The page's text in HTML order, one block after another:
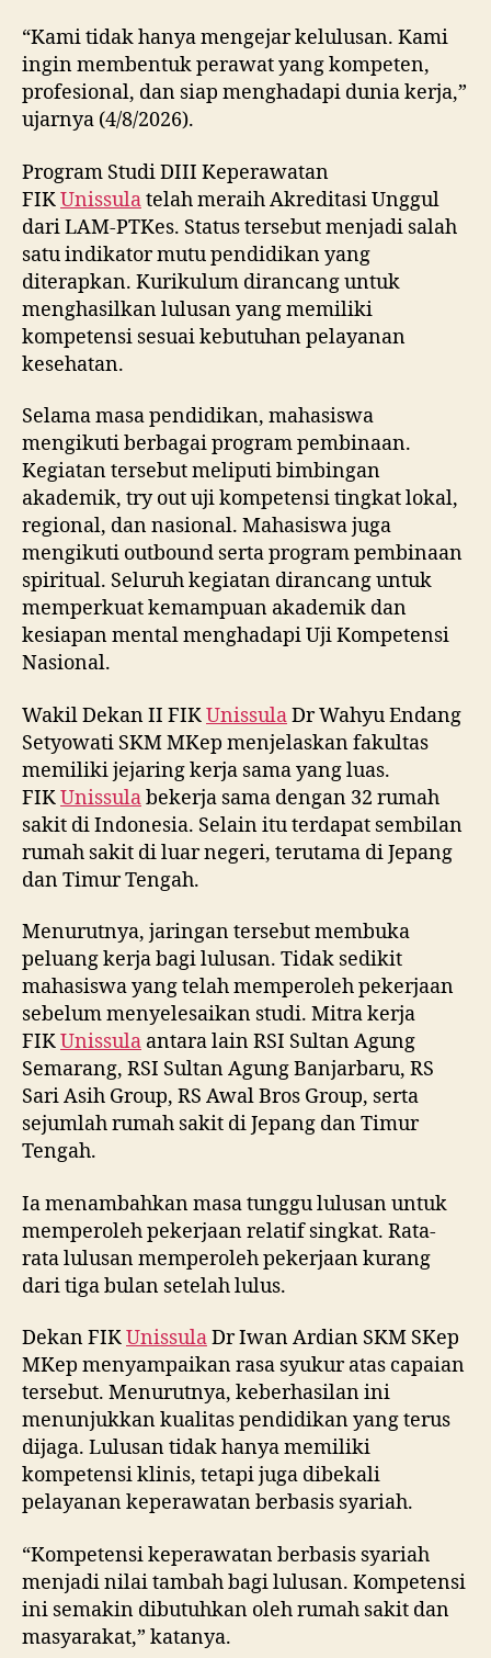
“Kami tidak hanya mengejar kelulusan. Kami
ingin membentuk perawat yang kompeten,
profesional, dan siap menghadapi dunia kerja,”
ujarnya (4/8/2026).
Program Studi DIII Keperawatan
FIKUnissulatelah meraih Akreditasi Unggul
dari LAM-PTKes. Status tersebut menjadi salah
satu indikator mutu pendidikan yang
diterapkan. Kurikulum dirancang untuk
menghasilkan lulusan yang memiliki
kompetensi sesuai kebutuhan pelayanan
kesehatan.
Selama masa pendidikan, mahasiswa
mengikuti berbagai program pembinaan.
Kegiatan tersebut meliputi bimbingan
akademik, try out uji kompetensi tingkat lokal,
regional, dan nasional. Mahasiswa juga
mengikuti outbound serta program pembinaan
spiritual. Seluruh kegiatan dirancang untuk
memperkuat kemampuan akademik dan
kesiapan mental menghadapi Uji Kompetensi
Nasional.
Wakil Dekan II FIKUnissulaDr Wahyu Endang
Setyowati SKM MKep menjelaskan fakultas
memiliki jejaring kerja sama yang luas.
FIKUnissulabekerja sama dengan 32 rumah
sakit di Indonesia. Selain itu terdapat sembilan
rumah sakit di luar negeri, terutama di Jepang
dan Timur Tengah.
Menurutnya, jaringan tersebut membuka
peluang kerja bagi lulusan. Tidak sedikit
mahasiswa yang telah memperoleh pekerjaan
sebelum menyelesaikan studi. Mitra kerja
FIKUnissula antara lain RSI Sultan Agung
Semarang, RSI Sultan Agung Banjarbaru, RS
Sari Asih Group, RS Awal Bros Group, serta
sejumlah rumah sakit di Jepang dan Timur
Tengah.
Ia menambahkan masa tunggu lulusan untuk
memperoleh pekerjaan relatif singkat. Rata-
rata lulusan memperoleh pekerjaan kurang
dari tiga bulan setelah lulus.
Dekan FIKUnissulaDr Iwan Ardian SKM SKep
MKep menyampaikan rasa syukur atas capaian
tersebut. Menurutnya, keberhasilan ini
menunjukkan kualitas pendidikan yang terus
dijaga. Lulusan tidak hanya memiliki
kompetensi klinis, tetapi juga dibekali
pelayanan keperawatan berbasis syariah.
“Kompetensi keperawatan berbasis syariah
menjadi nilai tambah bagi lulusan. Kompetensi
ini semakin dibutuhkan oleh rumah sakit dan
masyarakat,” katanya.